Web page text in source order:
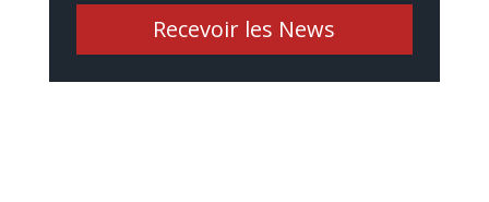
Recevoir les News